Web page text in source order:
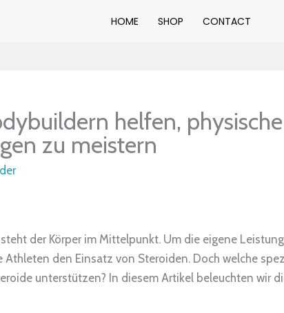
HOME SHOP CONTACT
helfen,
zu meistern
der Körper im Mittelpunkt. Um die eigene
Athleten den Einsatz von Steroiden. Doch welche
unterstützen? In diesem Artikel beleuchten wir